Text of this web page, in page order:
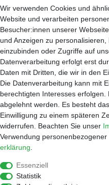
Kontakt
Impressum
Datenschutzerklärung
AGB
Service
Zahlungsarten
Versand
Widerrufsrecht
Warenkorb
Händleranfragen
Werkstatt
Reparaturauftrag
Kaffee
Wir verwenden Cookies und
Website und verarbeiten
Besucher:innen unserer
und Anzeigen zu
einzubinden oder Zugriffe auf
Datenverarbeitung erfolgt erst
Daten mit Dritten, die wir in den
Die Datenverarbeitung kann mit
berechtigten Interesses
abgelehnt werden. Es besteht
Einwilligung zu einem späteren
widerrufen. Beachten Sie unser
Verwendung
erklärung
Essenziell
Statistik